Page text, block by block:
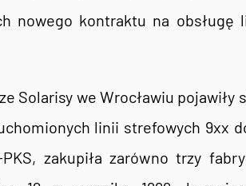
nowego kontraktu na
Solarisy we Wrocławiu pojawiły
linii strefowych 9xx
zakupiła zarówno trzy